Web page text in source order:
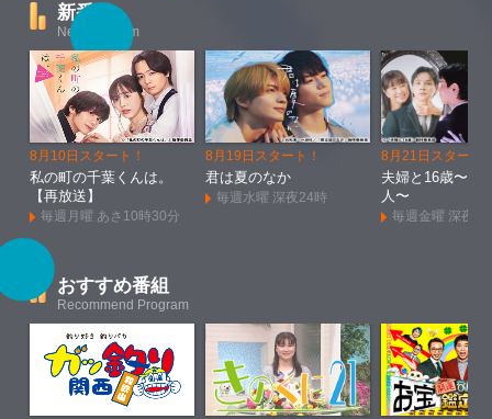
新番組
New Program
8月10日スタート！
私の町の千葉くんは。
【再放送】
毎週月曜 あさ10時30分
8月19日スタート！
君は夏のなか
毎週水曜 深夜24時
8月21日スタート
夫婦と16歳〜狂
人〜
毎週金曜 深夜1
おすすめ番組
Recommend Program